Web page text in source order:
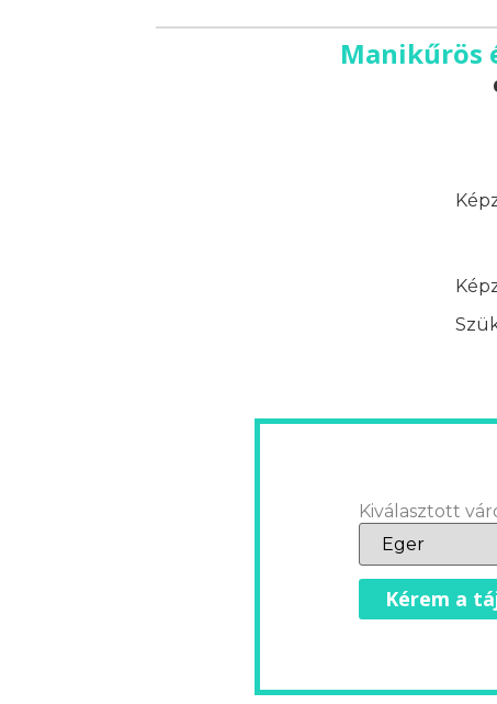
Manikűrös
Kiválasztott
Kérem a